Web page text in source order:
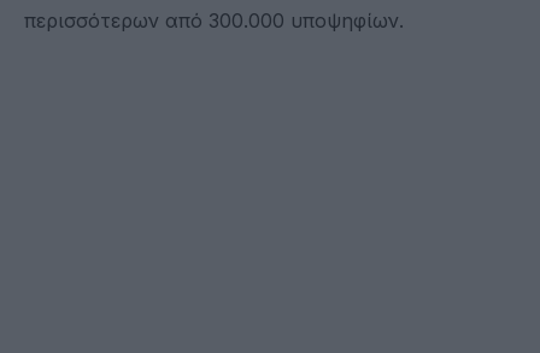
περισσότερων από 300.000 υποψηφίων.